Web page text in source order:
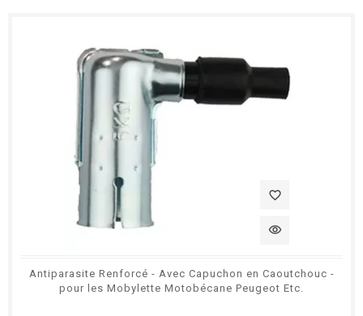
favorite_border
visibility
Antiparasite Renforcé - Avec Capuchon en Caoutchouc -
pour les Mobylette Motobécane Peugeot Etc.